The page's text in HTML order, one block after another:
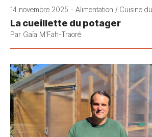
14 novembre 2025 - Alimentation / Cuisine
La cueillette du potager
Par Gaïa M'Fah-Traoré